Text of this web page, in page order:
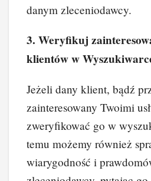
danym zleceniodawcy.
3. Weryfikuj
klientów w
Jeżeli dany klient, bądź
zainteresowany Twoimi
zweryfikować go w
temu możemy również
wiarygodność i